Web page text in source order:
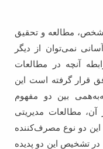
مطالعه و تحقیق
نمی‌توان از دیگر
آنچه در مطالعات
قرار گرفته است این
بین دو مفهوم
مطالعات مدیریتی
این دو نوع مصرف‌کننده
تشخیص این دو پدیده